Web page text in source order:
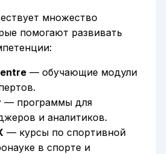
множество
помогают развивать
— обучающие модули
— программы для
и аналитиков.
— курсы по спортивной
в спорте и